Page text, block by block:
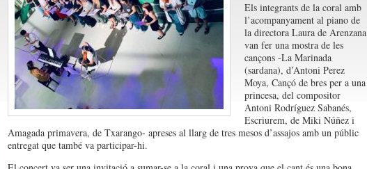
Els integrants de la coral amb
l’acompanyament al piano de
la directora Laura de Arenzana
van fer una mostra de les
cançons -La Marinada
(sardana), d’Antoni Perez
Moya, Cançó de bres per a una
princesa, del compositor
Antoni Rodríguez Sabanés,
Escriurem, de Miki Núñez i
Amagada primavera, de Txarango- apreses al llarg de tres mesos d’assajos amb un públic
entregat que també va participar-hi.